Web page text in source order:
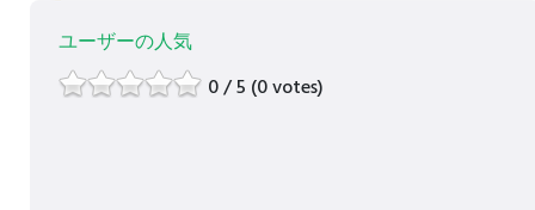
ユーザーの人気
0 / 5 (0 votes)